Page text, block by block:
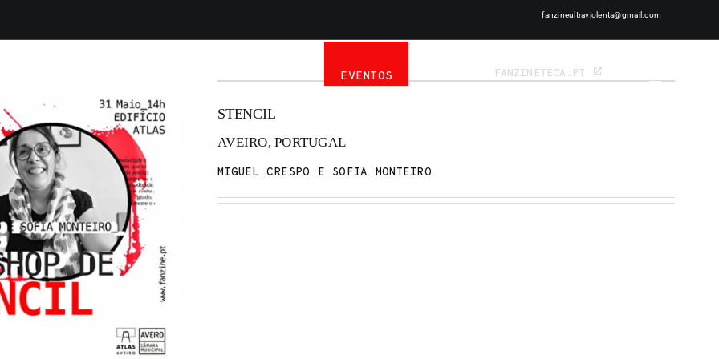
fanzineultraviolenta@gmail.com
EVENTOS FANZINETECA.PT
STENCIL
AVEIRO, PORTUGAL
MIGUEL CRESPO E SOFIA MONTEIRO